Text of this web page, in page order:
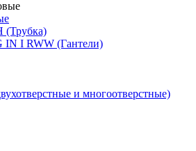
(Трубка)
I RWW (Гантели)
и многоотверстные)